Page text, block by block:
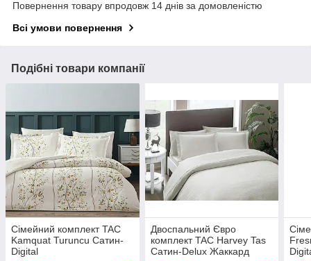
Повернення товару впродовж 14 днів за домовленістю
Всі умови повернення
Подібні товари компанії
Сімейний комплект TAC
Kamquat Turuncu Сатин-
Digital
Двоспальний Євро
комплект TAC Harvey Tas
Сатин-Delux Жаккард